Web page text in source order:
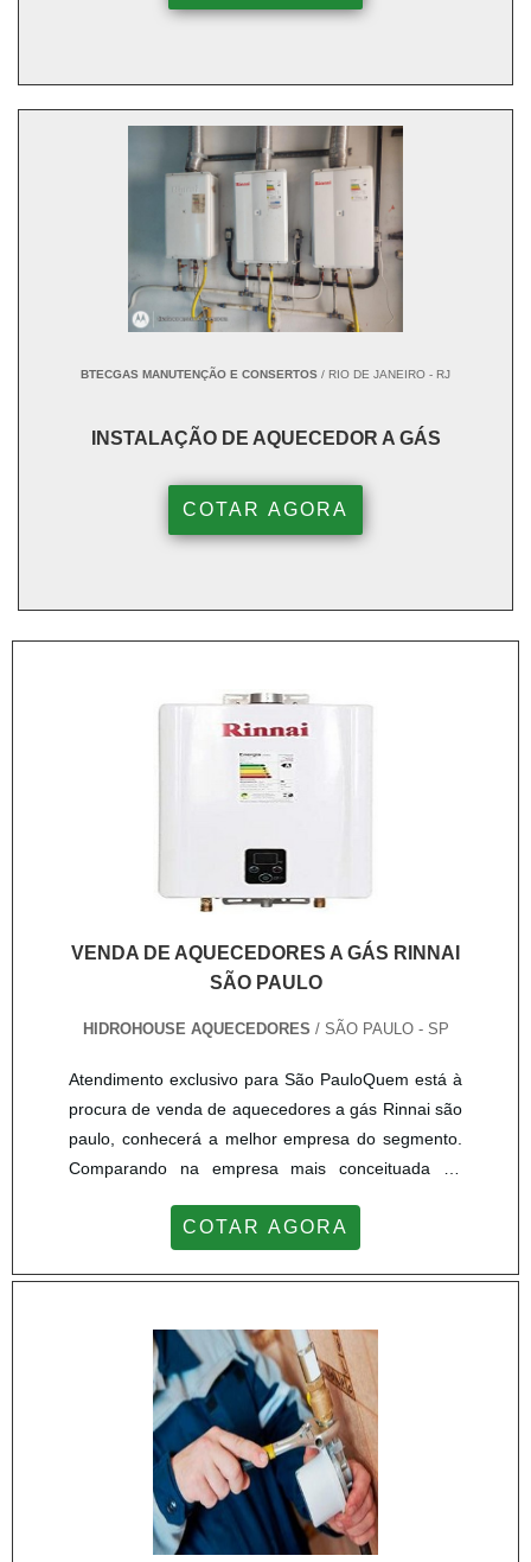
BTECGAS MANUTENÇÃO E CONSERTOS / RIO DE JANEIRO - RJ
INSTALAÇÃO DE AQUECEDOR A GÁS
COTAR AGORA
VENDA DE AQUECEDORES A GÁS RINNAI
SÃO PAULO
HIDROHOUSE AQUECEDORES / SÃO PAULO - SP
Atendimento exclusivo para São PauloQuem está à
procura de venda de aquecedores a gás Rinnai são
paulo, conhecerá a melhor empresa do segmento.
Comparando na empresa mais conceituada do
qualidade da área de atuação.Quando a busca é
com os colaboradores da Hidrohouse Aquecedores
técnica especializada.MAIS SOBRE VENDA DE
AQUECEDORES A GÁS RINNAI SÃO PAULOA
Hidrohouse Aquecedores centraliza seus esforços
em criar para cada cliente uma estrutura com
escritório de alta qualidade onde são realizadas as
atividades e estrutura suficiente para atender todas
as demandas, tudo isso para oferecer venda de
aquecedores a gás Rinnai são paulo com excelente
COTAR AGORA